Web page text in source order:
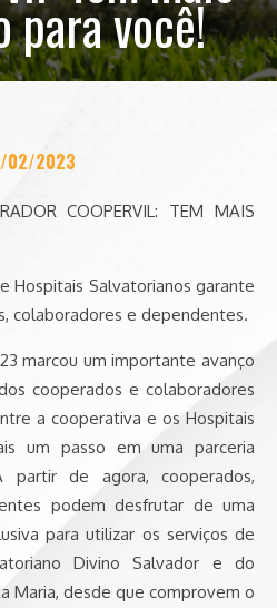
para você!
02/2023
COOPERVIL: TEM MAIS
Hospitais Salvatorianos garante
colaboradores e dependentes.
marcou um importante avanço
cooperados e colaboradores
a cooperativa e os Hospitais
um passo em uma parceria
partir de agora, cooperados,
podem desfrutar de uma
para utilizar os serviços de
Divino Salvador e do
Maria, desde que comprovem o